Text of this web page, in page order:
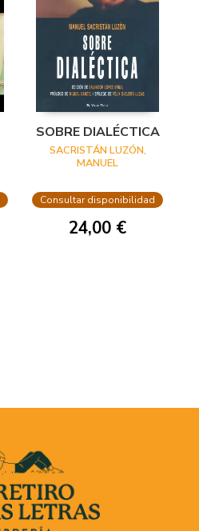
SOBRE DIALÉCTICA
SACRISTÁN LUZÓN,
MANUEL
Consultar disponibilidad
24,00 €